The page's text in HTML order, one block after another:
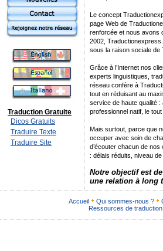
Traduction Gratuite
Dicos Gratuits
Traduire Texte
Traduire Site
Le concept
page Web de
renforcée et nous avons
2002,
sous la raison sociale de
Grâce à l’Internet nos
experts linguistiques,
réseau confère à
tout en réduisant au
service de haute qualité :
professionnel natif, le
Mais surtout, parce que
occuper avec soin de
d’écouter chacun de
: délais réduits, niveau
Notre objectif est
une relation à long
Accueil Qui sommes-nous ?
Ressources de